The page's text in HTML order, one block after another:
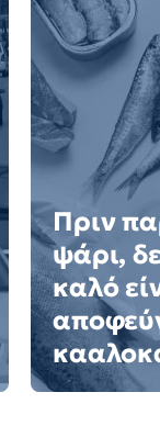
Πριν
ψάρι,
καλό